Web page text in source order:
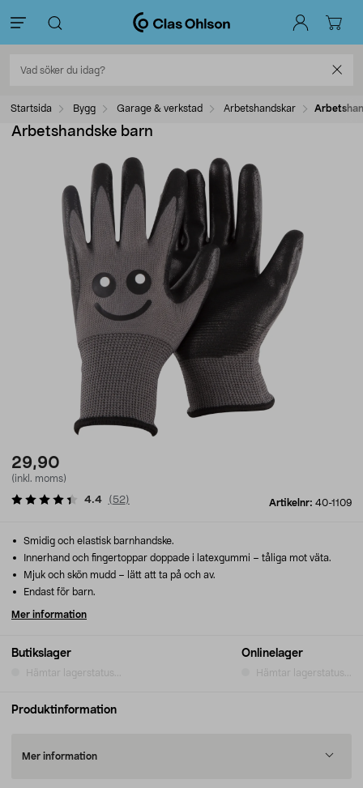
Startsida Bygg Garage & verkstad Arbetshandskar
Arbetshandske barn
29,90
(inkl. moms)
Artikelnr: 40-1109
4.4 ( 52)
Butikslager
Hämtar lagerstatus...
Onlinelager
Hämtar lagerstatus...
Smidig och elastisk barnhandske.
Innerhand och fingertoppar doppade i latexgummi – tåliga mot väta.
Mjuk och skön mudd – lätt att ta på och av.
Endast för barn.
Mer information
Produktinformation
Mer information